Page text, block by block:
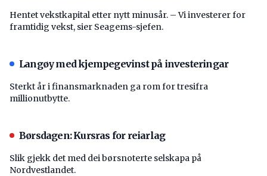
Hentet vekstkapital etter nytt minusår. – Vi investerer for
framtidig vekst, sier Seagems-sjefen.
Langøy med kjempegevinst på investeringar
Sterkt år i finansmarknaden ga rom for tresifra
millionutbytte.
Børsdagen: Kursras for reiarlag
Slik gjekk det med dei børsnoterte selskapa på
Nordvestlandet.